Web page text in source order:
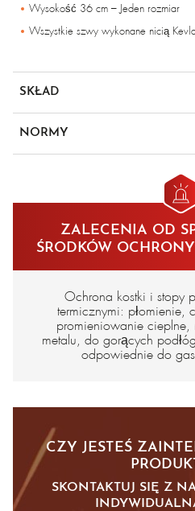
Wysokość 36 cm – Jeden rozmiar
Wszystkie szwy wykonane nicią
SKŁAD
Wielowarstwowe podeszwy
wersji standardowej
NORMY
A1/B1/C4/D3/E3/F1
ZALECENIA OD
ŚRODKÓW
Ochrona kostki i stopy
termicznymi: płomienie,
promieniowanie cieplne,
metalu, do gorących
odpowiednie do
CZY JESTEŚ
SKONTAKTUJ SIĘ Z